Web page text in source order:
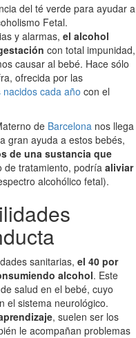
del té verde para ayudar a
Fetal.
y alarmas, el alcohol
con total impunidad,
causar al bebé. Hace sólo
ofrecida por las
nacidos cada año con el
de Barcelona nos llega
gran ayuda a estos bebés,
de una sustancia que
de tratamiento, podría aliviar
alcohólico fetal).
sanitarias, el 40 por
alcohol. Este
salud en el bebé, cuyo
el sistema neurológico.
, suelen ser los
le acompañan problemas